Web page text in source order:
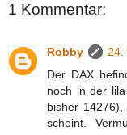
1 Kommentar:
Robby
24.
Der DAX
noch in der
bisher
scheint.